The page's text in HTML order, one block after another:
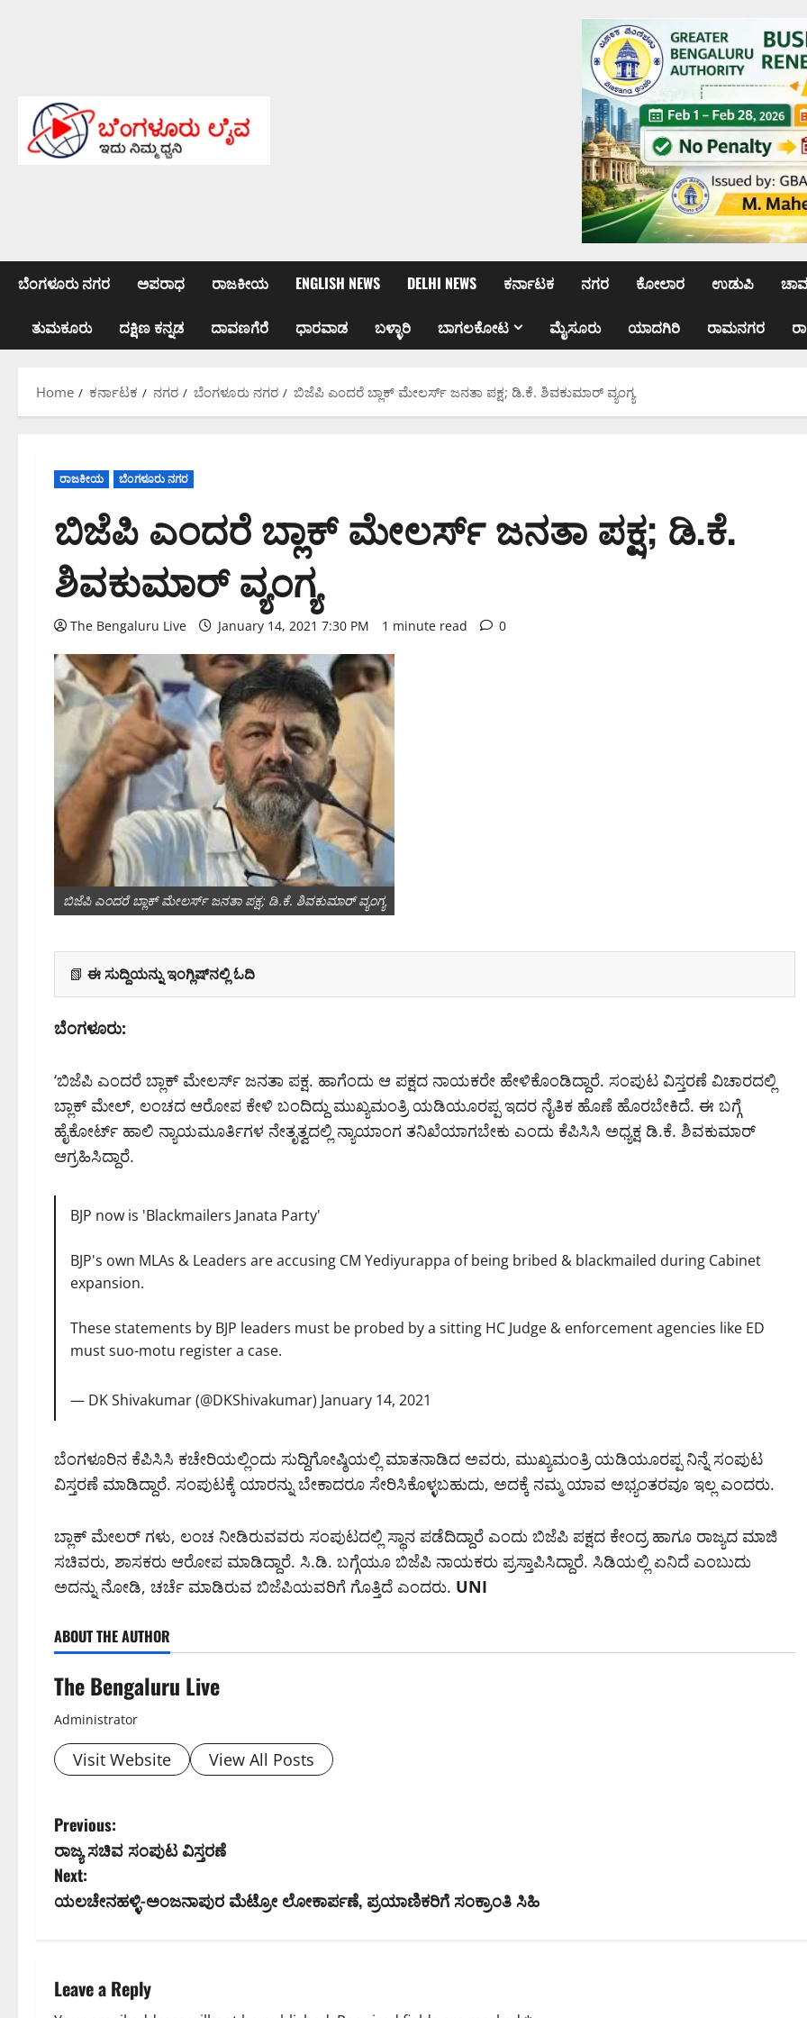
ಬೆಂಗಳೂರು ನಗರ ಅಪರಾಧ ರಾಜಕೀಯ ENGLISH NEWS DELHI NEWS ಕರ್ನಾಟಕ ನಗರ ಕೋಲಾರ ಉಡುಪಿ
ತುಮಕೂರು ದಕ್ಷಿಣ ಕನ್ನಡ ದಾವಣಗೆರೆ ಧಾರವಾಡ ಬಳ್ಳಾರಿ ಬಾಗಲಕೋಟ ಮೈಸೂರು ಯಾದಗಿರಿ ರಾಮನಗರ
Home ಕರ್ನಾಟಕ ನಗರ ಬೆಂಗಳೂರು ನಗರ ಬಿಜೆಪಿ ಎಂದರೆ ಬ್ಲಾಕ್ ಮೇಲರ್ಸ್ ಜನತಾ ಪಕ್ಷ; ಡಿ.ಕೆ. ಶಿವಕುಮಾರ್ ವ್ಯಂಗ್ಯ
ರಾಜಕೀಯ ಬೆಂಗಳೂರು ನಗರ
ಬಿಜೆಪಿ ಎಂದರೆ ಬ್ಲಾಕ್ ಮೇಲರ್ಸ್ ಜನತಾ ಪಕ್ಷ; ಡಿ.ಕೆ.
ಶಿವಕುಮಾರ್ ವ್ಯಂಗ್ಯ
The Bengaluru Live January 14, 2021 7:30 PM 1 minute read 0
ಬಿಜೆಪಿ ಎಂದರೆ ಬ್ಲಾಕ್ ಮೇಲರ್ಸ್ ಜನತಾ ಪಕ್ಷ; ಡಿ.ಕೆ. ಶಿವಕುಮಾರ್ ವ್ಯಂಗ್ಯ
📗 ಈ ಸುದ್ದಿಯನ್ನು ಇಂಗ್ಲಿಷ್‌ನಲ್ಲಿ ಓದಿ
ಬೆಂಗಳೂರು:
‘ಬಿಜೆಪಿ ಎಂದರೆ ಬ್ಲಾಕ್ ಮೇಲರ್ಸ್ ಜನತಾ ಪಕ್ಷ. ಹಾಗೆಂದು ಆ ಪಕ್ಷದ ನಾಯಕರೇ ಹೇಳಿಕೊಂಡಿದ್ದಾರೆ. ಸಂಪುಟ ವಿಸ್ತರಣೆ ವಿಚಾರದಲ್ಲಿ
ಬ್ಲಾಕ್ ಮೇಲ್, ಲಂಚದ ಆರೋಪ ಕೇಳಿ ಬಂದಿದ್ದು ಮುಖ್ಯಮಂತ್ರಿ ಯಡಿಯೂರಪ್ಪ ಇದರ ನೈತಿಕ ಹೊಣೆ ಹೊರಬೇಕಿದೆ. ಈ ಬಗ್ಗೆ
ಹೈಕೋರ್ಟ್ ಹಾಲಿ ನ್ಯಾಯಮೂರ್ತಿಗಳ ನೇತೃತ್ವದಲ್ಲಿ ನ್ಯಾಯಾಂಗ ತನಿಖೆಯಾಗಬೇಕು ಎಂದು ಕೆಪಿಸಿಸಿ ಅಧ್ಯಕ್ಷ ಡಿ.ಕೆ. ಶಿವಕುಮಾರ್
ಆಗ್ರಹಿಸಿದ್ದಾರೆ.
BJP now is 'Blackmailers Janata Party'
BJP's own MLAs & Leaders are accusing CM Yediyurappa of being bribed & blackmailed during Cabinet
expansion.
These statements by BJP leaders must be probed by a sitting HC Judge & enforcement agencies like ED
must suo-motu register a case.
— DK Shivakumar (@DKShivakumar) January 14, 2021
ಬೆಂಗಳೂರಿನ ಕೆಪಿಸಿಸಿ ಕಚೇರಿಯಲ್ಲಿಂದು ಸುದ್ದಿಗೋಷ್ಠಿಯಲ್ಲಿ ಮಾತನಾಡಿದ ಅವರು, ಮುಖ್ಯಮಂತ್ರಿ ಯಡಿಯೂರಪ್ಪ ನಿನ್ನೆ ಸಂಪುಟ
ವಿಸ್ತರಣೆ ಮಾಡಿದ್ದಾರೆ. ಸಂಪುಟಕ್ಕೆ ಯಾರನ್ನು ಬೇಕಾದರೂ ಸೇರಿಸಿಕೊಳ್ಳಬಹುದು, ಅದಕ್ಕೆ ನಮ್ಮ ಯಾವ ಅಭ್ಯಂತರವೂ ಇಲ್ಲ ಎಂದರು.
ಬ್ಲಾಕ್ ಮೇಲರ್ ಗಳು, ಲಂಚ ನೀಡಿರುವವರು ಸಂಪುಟದಲ್ಲಿ ಸ್ಥಾನ ಪಡೆದಿದ್ದಾರೆ ಎಂದು ಬಿಜೆಪಿ ಪಕ್ಷದ ಕೇಂದ್ರ ಹಾಗೂ ರಾಜ್ಯದ ಮಾಜಿ
ಸಚಿವರು, ಶಾಸಕರು ಆರೋಪ ಮಾಡಿದ್ದಾರೆ. ಸಿ.ಡಿ. ಬಗ್ಗೆಯೂ ಬಿಜೆಪಿ ನಾಯಕರು ಪ್ರಸ್ತಾಪಿಸಿದ್ದಾರೆ. ಸಿಡಿಯಲ್ಲಿ ಏನಿದೆ ಎಂಬುದು
ಅದನ್ನು ನೋಡಿ, ಚರ್ಚೆ ಮಾಡಿರುವ ಬಿಜೆಪಿಯವರಿಗೆ ಗೊತ್ತಿದೆ ಎಂದರು. UNI
ABOUT THE AUTHOR
The Bengaluru Live
Administrator
Visit Website View All Posts
P
o
s
n
Previous:
ರಾಜ್ಯ ಸಚಿವ ಸಂಪುಟ ವಿಸ್ತರಣೆ
Next:
ಯಲಚೇನಹಳ್ಳಿ-ಅಂಜನಾಪುರ ಮೆಟ್ರೋ ಲೋಕಾರ್ಪಣೆ, ಪ್ರಯಾಣಿಕರಿಗೆ ಸಂಕ್ರಾಂತಿ ಸಿಹಿ
Leave a Reply